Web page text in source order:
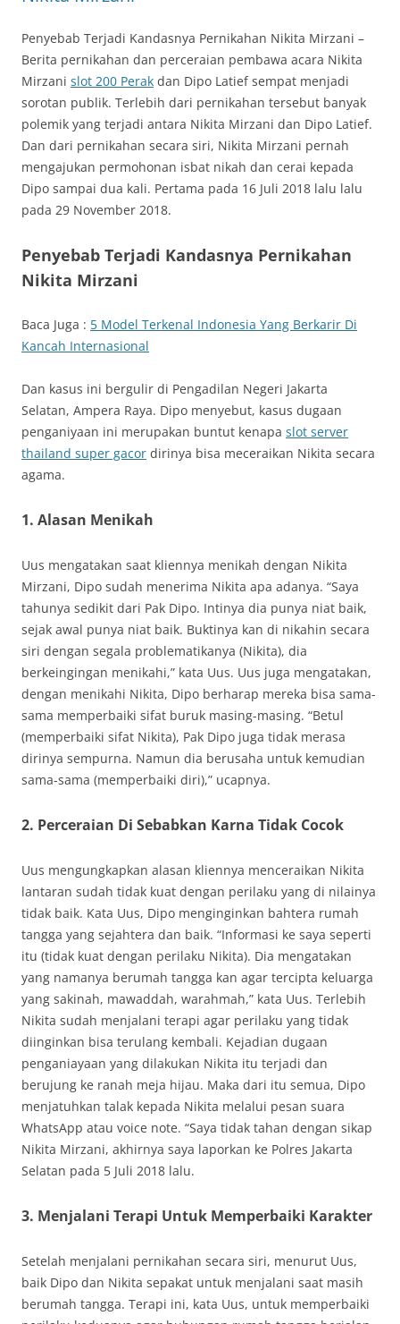
Penyebab Terjadi Kandasnya Pernikahan Nikita Mirzani –
Berita pernikahan dan perceraian pembawa acara Nikita
Mirzani slot 200 Perak dan Dipo Latief sempat menjadi
sorotan publik. Terlebih dari pernikahan tersebut banyak
polemik yang terjadi antara Nikita Mirzani dan Dipo Latief.
Dan dari pernikahan secara siri, Nikita Mirzani pernah
mengajukan permohonan isbat nikah dan cerai kepada
Dipo sampai dua kali. Pertama pada 16 Juli 2018 lalu lalu
pada 29 November 2018.
Penyebab Terjadi Kandasnya Pernikahan
Nikita Mirzani
Baca Juga : 5 Model Terkenal Indonesia Yang Berkarir Di
Kancah Internasional
Dan kasus ini bergulir di Pengadilan Negeri Jakarta
Selatan, Ampera Raya. Dipo menyebut, kasus dugaan
penganiyaan ini merupakan buntut kenapa slot server
thailand super gacor dirinya bisa meceraikan Nikita secara
agama.
1. Alasan Menikah
Uus mengatakan saat kliennya menikah dengan Nikita
Mirzani, Dipo sudah menerima Nikita apa adanya. “Saya
tahunya sedikit dari Pak Dipo. Intinya dia punya niat baik,
sejak awal punya niat baik. Buktinya kan di nikahin secara
siri dengan segala problematikanya (Nikita), dia
berkeingingan menikahi,” kata Uus. Uus juga mengatakan,
dengan menikahi Nikita, Dipo berharap mereka bisa sama-
sama memperbaiki sifat buruk masing-masing. “Betul
(memperbaiki sifat Nikita), Pak Dipo juga tidak merasa
dirinya sempurna. Namun dia berusaha untuk kemudian
sama-sama (memperbaiki diri),” ucapnya.
2. Perceraian Di Sebabkan Karna Tidak Cocok
Uus mengungkapkan alasan kliennya menceraikan Nikita
lantaran sudah tidak kuat dengan perilaku yang di nilainya
tidak baik. Kata Uus, Dipo menginginkan bahtera rumah
tangga yang sejahtera dan baik. “Informasi ke saya seperti
itu (tidak kuat dengan perilaku Nikita). Dia mengatakan
yang namanya berumah tangga kan agar tercipta keluarga
yang sakinah, mawaddah, warahmah,” kata Uus. Terlebih
Nikita sudah menjalani terapi agar perilaku yang tidak
diinginkan bisa terulang kembali. Kejadian dugaan
penganiayaan yang dilakukan Nikita itu terjadi dan
berujung ke ranah meja hijau. Maka dari itu semua, Dipo
menjatuhkan talak kepada Nikita melalui pesan suara
WhatsApp atau voice note. “Saya tidak tahan dengan sikap
Nikita Mirzani, akhirnya saya laporkan ke Polres Jakarta
Selatan pada 5 Juli 2018 lalu.
3. Menjalani Terapi Untuk Memperbaiki Karakter
Setelah menjalani pernikahan secara siri, menurut Uus,
baik Dipo dan Nikita sepakat untuk menjalani saat masih
berumah tangga. Terapi ini, kata Uus, untuk memperbaiki